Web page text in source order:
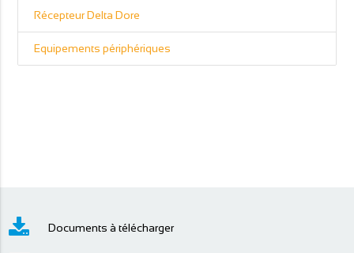
Récepteur Delta Dore
Equipements périphériques
Documents à télécharger